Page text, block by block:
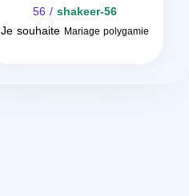
shakeer-56
/ 56
Je souhaite Mariage polygamie